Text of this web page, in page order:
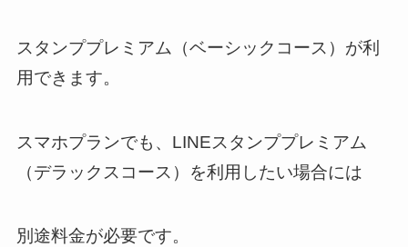
スタンププレミアム（ベーシックコース）が利
用できます。
スマホプランでも、LINEスタンププレミアム
（デラックスコース）を利用したい場合には
別途料金が必要です。